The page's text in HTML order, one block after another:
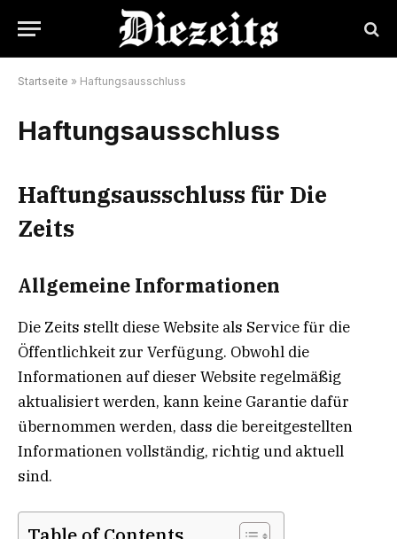
Startseite » Haftungsausschluss
Haftungsausschluss
Haftungsausschluss für Die
Zeits
Allgemeine Informationen
Die Zeits stellt diese Website als Service für die
Öffentlichkeit zur Verfügung. Obwohl die
Informationen auf dieser Website regelmäßig
aktualisiert werden, kann keine Garantie dafür
übernommen werden, dass die bereitgestellten
Informationen vollständig, richtig und aktuell
sind.